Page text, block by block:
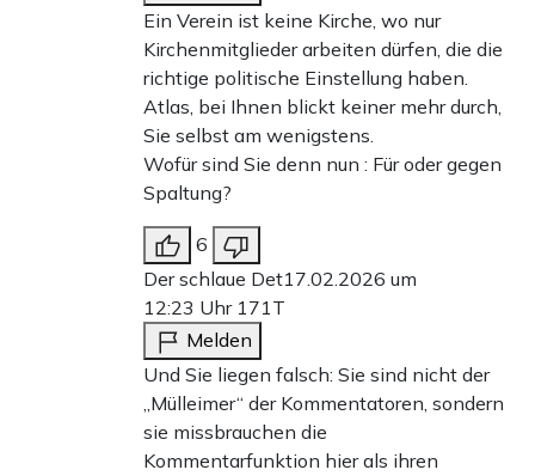
Ein Verein ist keine Kirche, wo nur
Kirchenmitglieder arbeiten dürfen, die die
richtige politische Einstellung haben.
Atlas, bei Ihnen blickt keiner mehr durch,
Sie selbst am wenigstens.
Wofür sind Sie denn nun : Für oder gegen
Spaltung?
6
Der schlaue Det17.02.2026 um
12:23 Uhr 171T
Melden
Und Sie liegen falsch: Sie sind nicht der
„Mülleimer“ der Kommentatoren, sondern
sie missbrauchen die
Kommentarfunktion hier als ihren